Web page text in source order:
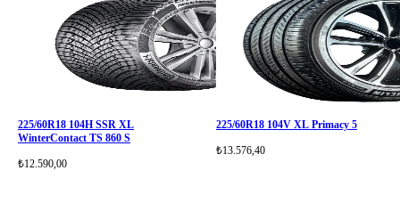
225/60R18 104H SSR XL
WinterContact TS 860 S
₺12.590,00
225/60R18 104V XL Primacy 5
₺13.576,40